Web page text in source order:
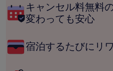
キャンセル料無料
変わっても安心
宿泊するたびにリ